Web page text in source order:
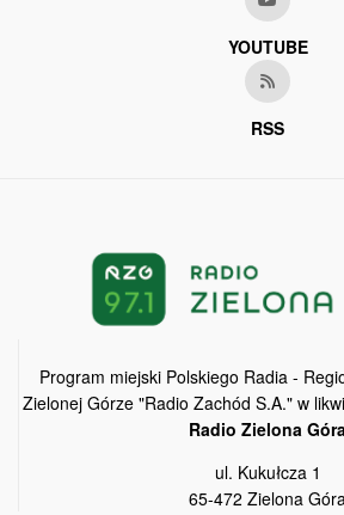
YOUTUBE
RSS
Program miejski Polskiego Radia -
Zielonej Górze "Radio Zachód S.A." w
Radio Zielona Góra
ul. Kukułcza 1
65-472 Zielona Góra